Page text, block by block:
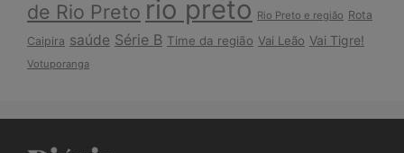
de Rio Preto rio preto Rio Preto e região Rota
Caipira saúde Série B Time da região Vai Leão Vai Tigre!
Votuporanga